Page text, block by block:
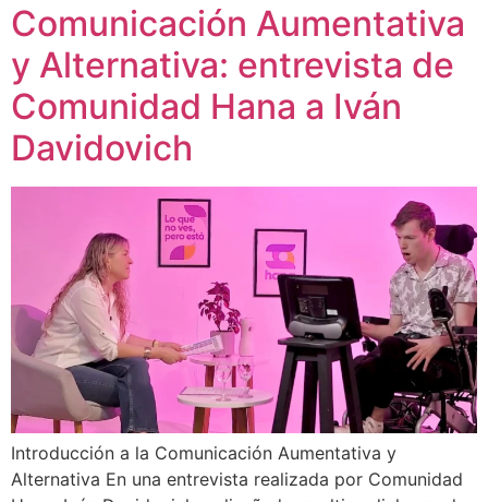
Comunicación Aumentativa
y Alternativa: entrevista de
Comunidad Hana a Iván
Davidovich
Introducción a la Comunicación Aumentativa y
Alternativa En una entrevista realizada por Comunidad